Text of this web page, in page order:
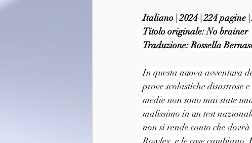
Italiano | 2024 | 224 pagine
Titolo originale: No brainer
Traduzione: Rossella
In questa nuova avventura
prove scolastiche disastrose
medie non sono mai state
malissimo in un test
non si rende conto che